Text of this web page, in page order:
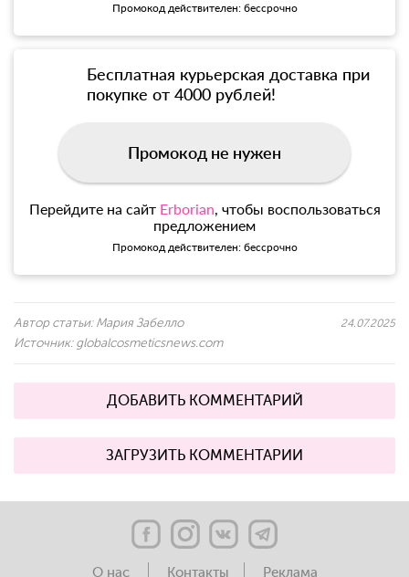
Промокод действителен: бессрочно
Бесплатная курьерская доставка при
покупке от 4000 рублей!
Промокод не нужен
Перейдите на сайт Erborian, чтобы воспользоваться
предложением
Промокод действителен: бессрочно
Автор статьи: Мария Забелло
Источник: globalcosmeticsnews.com
24.07.2025
ДОБАВИТЬ КОММЕНТАРИЙ
ЗАГРУЗИТЬ КОММЕНТАРИИ
О нас Контакты Реклама